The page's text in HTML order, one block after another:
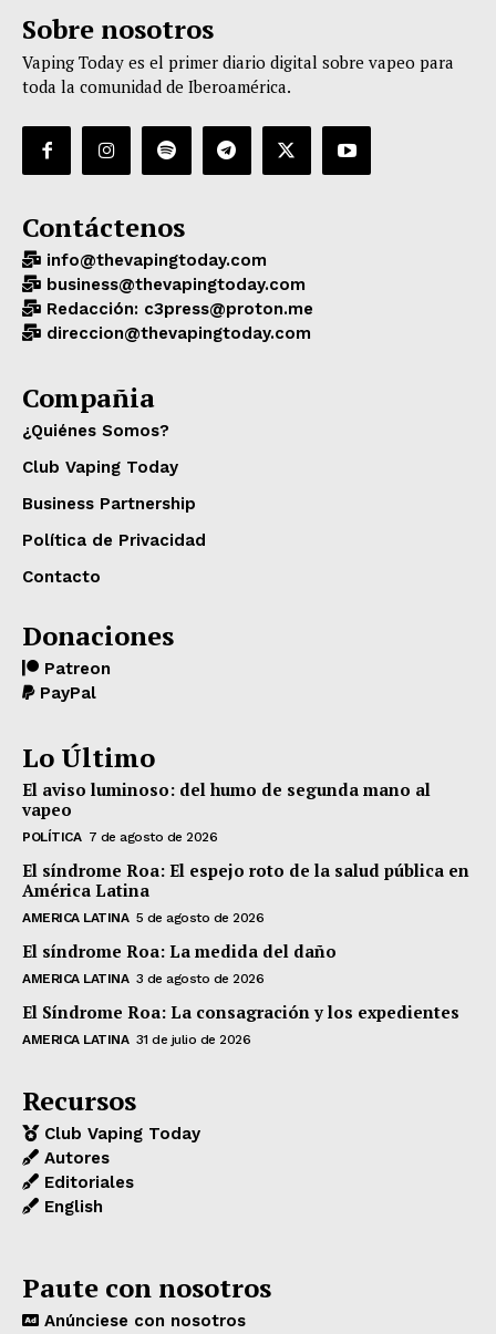
Sobre nosotros
Vaping Today es el primer diario digital sobre vapeo para
toda la comunidad de Iberoamérica.
Contáctenos
info@thevapingtoday.com
business@thevapingtoday.com
Redacción: c3press@proton.me
direccion@thevapingtoday.com
Compañia
¿Quiénes Somos?
Club Vaping Today
Business Partnership
Política de Privacidad
Contacto
Donaciones
Patreon
PayPal
Lo Último
El aviso luminoso: del humo de segunda mano al
vapeo
POLÍTICA 7 de agosto de 2026
El síndrome Roa: El espejo roto de la salud pública en
América Latina
AMERICA LATINA 5 de agosto de 2026
El síndrome Roa: La medida del daño
AMERICA LATINA 3 de agosto de 2026
El Síndrome Roa: La consagración y los expedientes
AMERICA LATINA 31 de julio de 2026
Recursos
Club Vaping Today
Autores
Editoriales
English
Paute con nosotros
Anúnciese con nosotros